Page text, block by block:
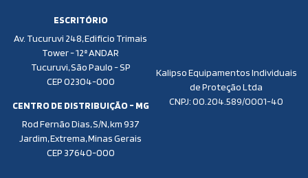
ESCRITÓRIO
Av. Tucuruvi 248, Edifício Trimais
Tower - 12ª ANDAR
Tucuruvi, São Paulo - SP
CEP 02304-000
CENTRO DE DISTRIBUIÇÃO - MG
Rod Fernão Dias, S/N, km 937
Jardim, Extrema, Minas Gerais
CEP 37640-000
Kalipso Equipamentos Individuais
de Proteção Ltda
CNPJ: 00.204.589/0001-40